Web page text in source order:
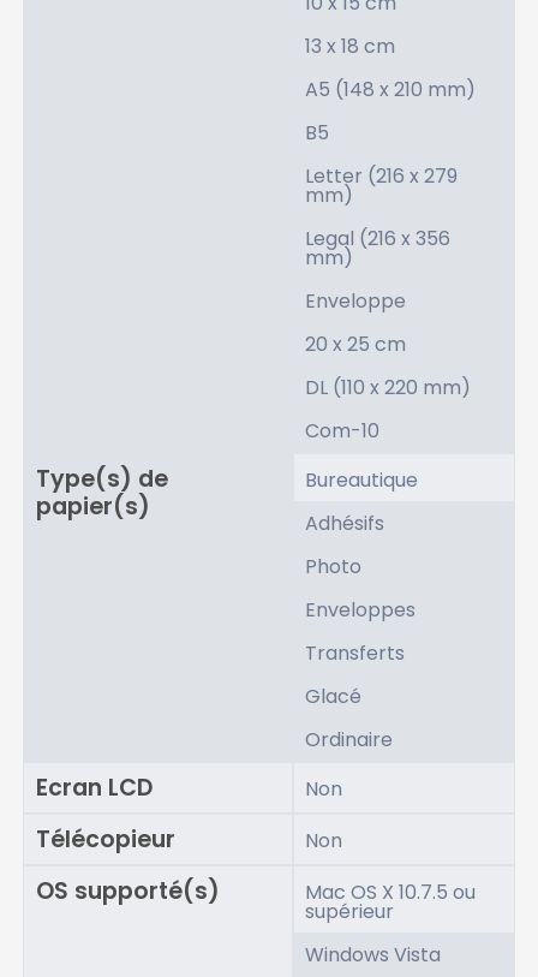
13 x 18 cm
A5 (148 x 210 mm)
B5
Letter (216 x 279
mm)
Legal (216 x 356
mm)
Enveloppe
20 x 25 cm
DL (110 x 220 mm)
Com-10
Type(s) de
papier(s)
Bureautique
Adhésifs
Photo
Enveloppes
Transferts
Glacé
Ordinaire
Ecran LCD Non
Télécopieur Non
OS supporté(s) Mac OS X 10.7.5 ou
supérieur
Windows Vista